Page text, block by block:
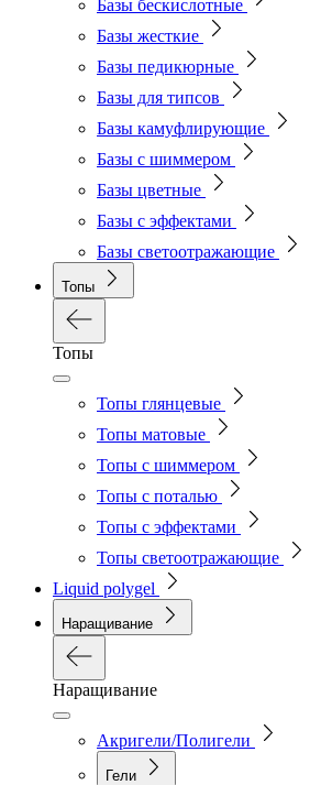
Базы бескислотные
Базы жесткие
Базы педикюрные
Базы для типсов
Базы камуфлирующие
Базы с шиммером
Базы цветные
Базы с эффектами
Базы светоотражающие
Топы
Топы
Топы глянцевые
Топы матовые
Топы с шиммером
Топы с поталью
Топы с эффектами
Топы светоотражающие
Liquid polygel
Наращивание
Наращивание
Акригели/Полигели
Гели